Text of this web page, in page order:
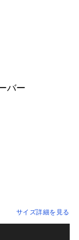
バー
サイズ詳細を見る